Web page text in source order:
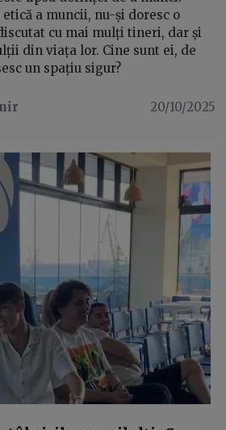
a muncii, nu-și doresc o
cu mai mulți tineri, dar și
din viața lor. Cine sunt ei, de
un spațiu sigur?
20/10/2025